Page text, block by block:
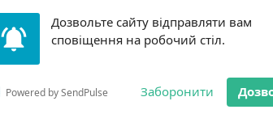
Дозвольте сайту відправляти вам
сповіщення на робочий стіл.
Powered by SendPulse Заборонити
ОСТАННЯ НОВИНА
Gorilla і відповідальна гра:
чому ліміти важливі поруч із